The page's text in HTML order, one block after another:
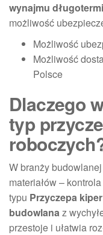
wynajmu
możliwość
Możliwość
Możliwość
Polsce
Dlaczego
typ
W branży
materiałów –
typu Przyczepa
budowlanaz
przestoje i ułatwia